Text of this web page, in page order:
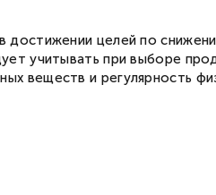
целей по
учитывать при выборе
веществ и регулярность